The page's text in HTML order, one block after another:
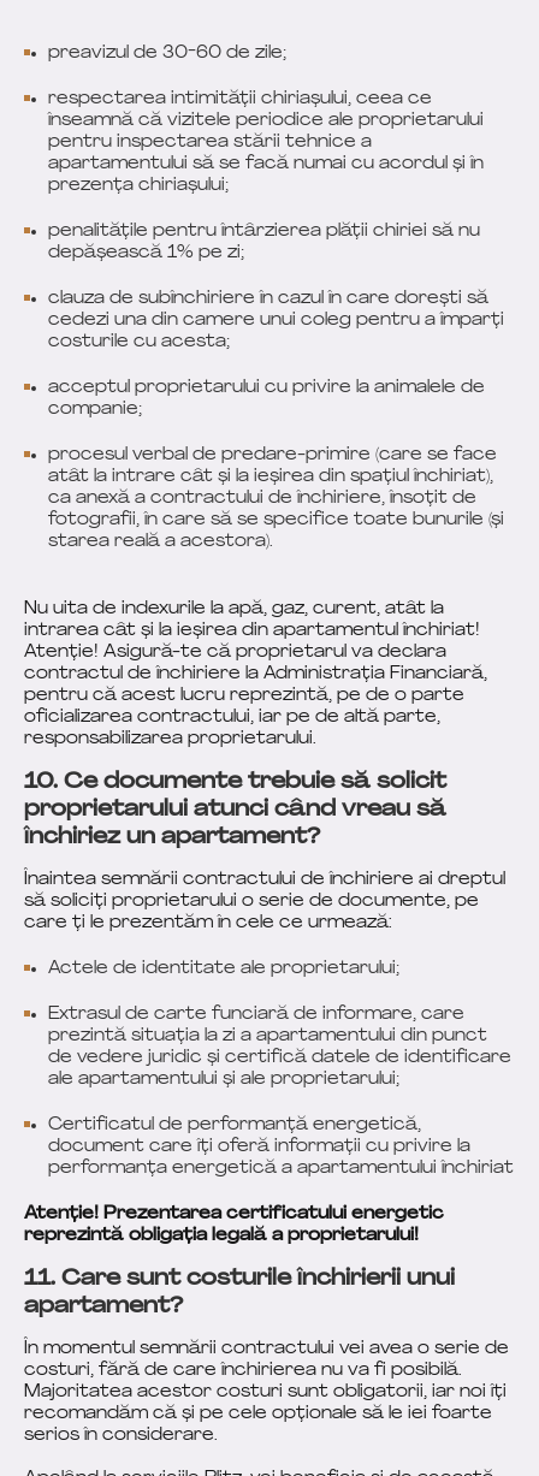
preavizul de 30-60 de zile;
respectarea intimității chiriașului, ceea ce
înseamnă că vizitele periodice ale proprietarului
pentru inspectarea stării tehnice a
apartamentului să se facă numai cu acordul și în
prezența chiriașului;
penalitățile pentru întârzierea plății chiriei să nu
depășească 1% pe zi;
clauza de subînchiriere în cazul în care dorești să
cedezi una din camere unui coleg pentru a împarți
costurile cu acesta;
acceptul proprietarului cu privire la animalele de
companie;
procesul verbal de predare-primire (care se face
atât la intrare cât și la ieșirea din spațiul închiriat),
ca anexă a contractului de închiriere, însoțit de
fotografii, în care să se specifice toate bunurile (și
starea reală a acestora).
Nu uita de indexurile la apă, gaz, curent, atât la
intrarea cât și la ieșirea din apartamentul închiriat!
Atenție! Asigură-te că proprietarul va declara
contractul de închiriere la Administrația Financiară,
pentru că acest lucru reprezintă, pe de o parte
oficializarea contractului, iar pe de altă parte,
responsabilizarea proprietarului.
10. Ce documente trebuie să solicit
proprietarului atunci când vreau să
închiriez un apartament?
Înaintea semnării contractului de închiriere ai dreptul
să soliciți proprietarului o serie de documente, pe
care ți le prezentăm în cele ce urmează:
Actele de identitate ale proprietarului;
Extrasul de carte funciară de informare, care
prezintă situația la zi a apartamentului din punct
de vedere juridic și certifică datele de identificare
ale apartamentului și ale proprietarului;
Certificatul de performanță energetică,
document care îți oferă informații cu privire la
performanța energetică a apartamentului închiriat
Atenție! Prezentarea certificatului energetic
reprezintă obligația legală a proprietarului!
11. Care sunt costurile închirierii unui
apartament?
În momentul semnării contractului vei avea o serie de
costuri, fără de care închirierea nu va fi posibilă.
Majoritatea acestor costuri sunt obligatorii, iar noi îți
recomandăm că și pe cele opționale să le iei foarte
serios în considerare.